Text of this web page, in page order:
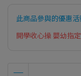
此商品參與的優惠
開學收心操 嬰幼指